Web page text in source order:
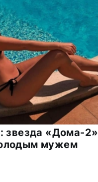
звезда «Дома-2»
мужем